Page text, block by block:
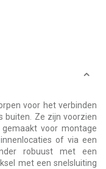
voor het verbinden
buiten. Ze zijn voorzien
voor montage
of via een
robuust met een
met een snelsluiting